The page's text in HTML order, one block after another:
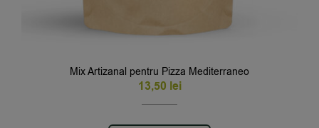
Mix Artizanal pentru Pizza Mediterraneo
13,50 lei